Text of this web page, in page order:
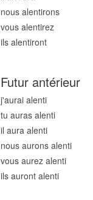
nous alentirons
vous alentirez
ils alentiront
Futur antérieur
j'aurai alenti
tu auras alenti
il aura alenti
nous aurons alenti
vous aurez alenti
ils auront alenti